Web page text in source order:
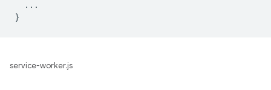
  ...
service-worker.js